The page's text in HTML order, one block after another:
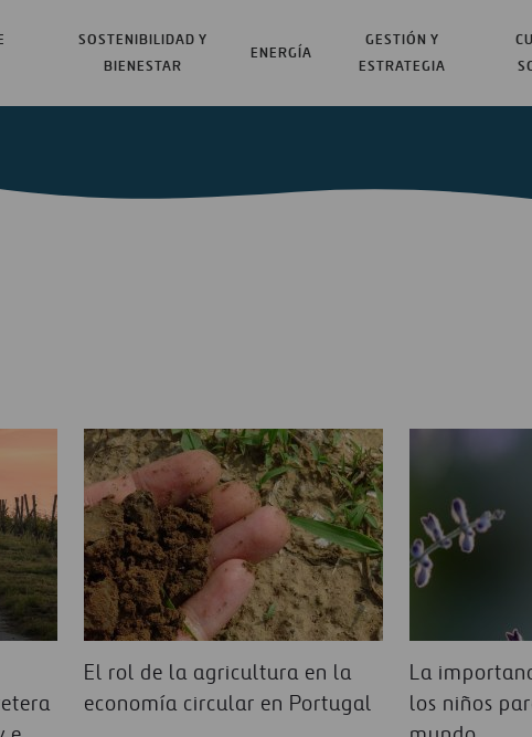
SOSTENIBILIDAD Y
BIENESTAR
ENERGÍA
GESTIÓN Y
ESTRATEGIA
El rol de la agricultura en la
economía circular en Portugal
La
los niños